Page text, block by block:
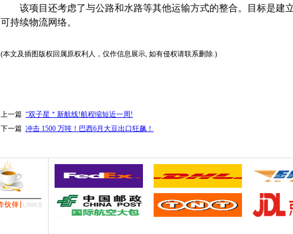
该项目还考虑了与公路和水路等其他运输方式的整合。目标是建
可持续物流网络。
(本文及插图版权回属原权利人，仅作信息展示, 如有侵权请联系删除.)
上一篇 “双子星＂新航线!航程缩短近一周!
下一篇 冲击 1500 万吨！巴西6月大豆出口狂飙！